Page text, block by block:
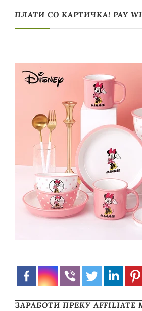
ПЛАТИ СО КАРТИЧКА! PAY
ЗАРАБОТИ ПРЕКУ AFFILIATE